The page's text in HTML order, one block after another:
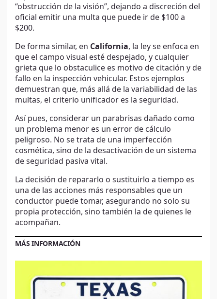
“obstrucción de la visión”, dejando a discreción del
oficial emitir una multa que puede ir de $100 a
$200.
De forma similar, en California, la ley se enfoca en
que el campo visual esté despejado, y cualquier
grieta que lo obstaculice es motivo de citación y de
fallo en la inspección vehicular. Estos ejemplos
demuestran que, más allá de la variabilidad de las
multas, el criterio unificador es la seguridad.
Así pues, considerar un parabrisas dañado como
un problema menor es un error de cálculo
peligroso. No se trata de una imperfección
cosmética, sino de la desactivación de un sistema
de seguridad pasiva vital.
La decisión de repararlo o sustituirlo a tiempo es
una de las acciones más responsables que un
conductor puede tomar, asegurando no solo su
propia protección, sino también la de quienes le
acompañan.
MÁS INFORMACIÓN